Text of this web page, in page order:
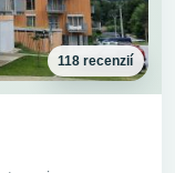
118 recenzií